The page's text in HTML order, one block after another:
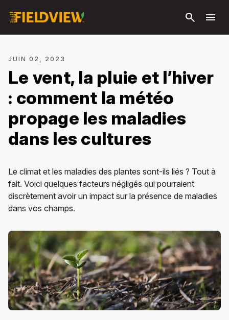
principal
search menu
JUIN 02, 2023
Le vent, la pluie et l’hiver
: comment la météo
propage les maladies
dans les cultures
Le climat et les maladies des plantes sont-ils liés ? Tout à
fait. Voici quelques facteurs négligés qui pourraient
discrètement avoir un impact sur la présence de maladies
dans vos champs.